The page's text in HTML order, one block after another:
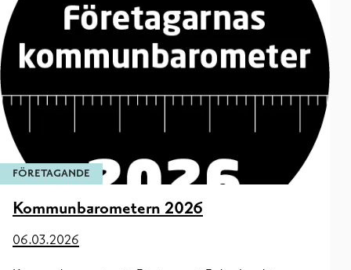
FÖRETAGANDE
Kommunbarometern 2026
06.03.2026